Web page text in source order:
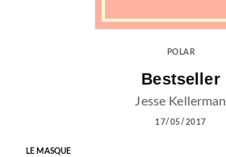
POLAR
Bestseller
Jesse Kellerman
17/05/2017
LE MASQUE